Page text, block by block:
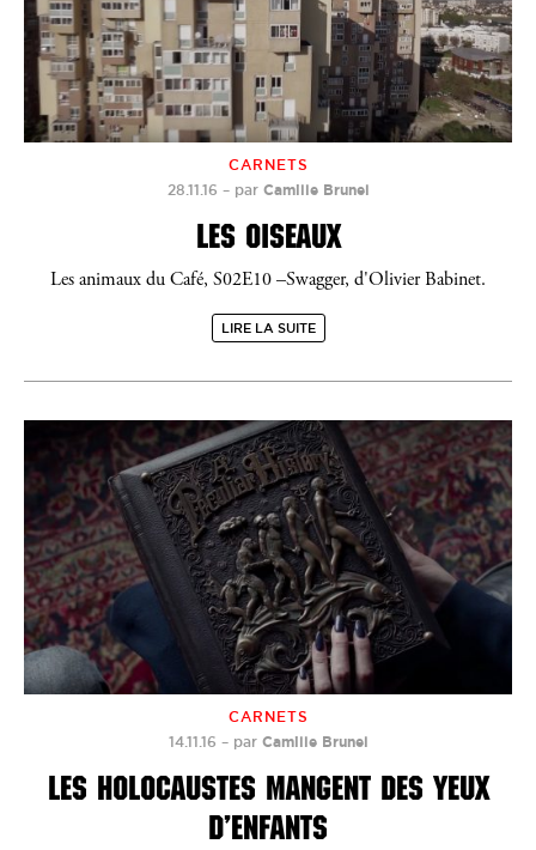
CARNETS
28.11.16 – par Camille Brunel
LES OISEAUX
Les animaux du Café, S02E10 –Swagger, d'Olivier Babinet.
LIRE LA SUITE
CARNETS
14.11.16 – par Camille Brunel
LES HOLOCAUSTES MANGENT DES YEUX
D’ENFANTS